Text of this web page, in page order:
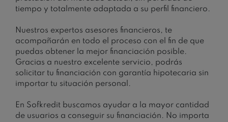
tiempo y totalmente adaptada a su perfil financiero.
Nuestros expertos asesores financieros, te
acompañarán en todo el proceso con el fin de que
puedas obtener la mejor financiación posible.
Gracias a nuestro excelente servicio, podrás
solicitar tu financiación con garantía hipotecaria sin
importar tu situación personal.
En Sofkredit buscamos ayudar a la mayor cantidad
de usuarios a conseguir su financiación. No importa